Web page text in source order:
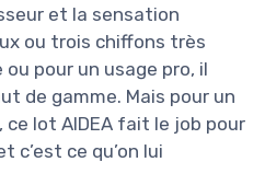
et la sensation
ou trois chiffons très
pour un usage pro, il
de gamme. Mais pour un
ce lot AIDEA fait le job pour
c’est ce qu’on lui